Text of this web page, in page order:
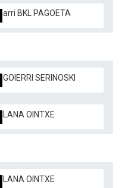
arri BKL PAGOETA
GOIERRI SERINOSKI
LANA OINTXE
LANA OINTXE